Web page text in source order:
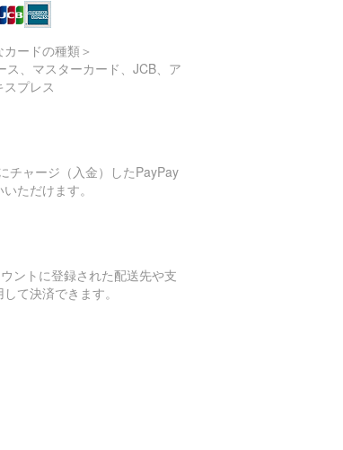
ードの種類＞
ス、マスターカード、JCB、ア
スプレス
チャージ（入金）したPayPay
ただけます。
ントに登録された配送先や支
て決済できます。